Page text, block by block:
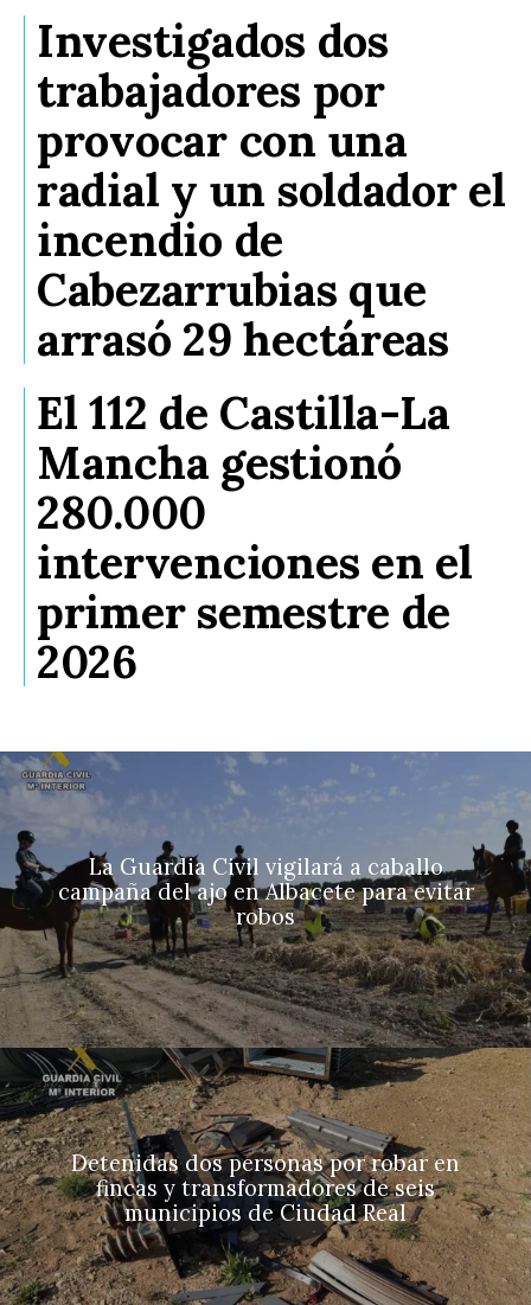
Investigados dos
trabajadores por
provocar con una
radial y un soldador el
incendio de
Cabezarrubias que
arrasó 29 hectáreas
El 112 de Castilla-La
Mancha gestionó
280.000
intervenciones en el
primer semestre de
2026
La Guardia Civil vigilará a caballo
campaña del ajo en Albacete para evitar
robos
Detenidas dos personas por robar en
fincas y transformadores de seis
municipios de Ciudad Real